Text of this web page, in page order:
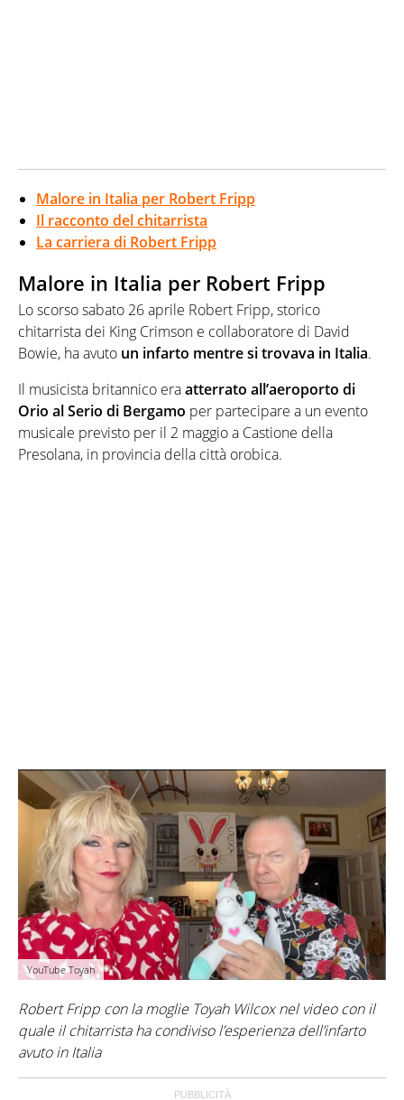
Malore in Italia per Robert Fripp
Il racconto del chitarrista
La carriera di Robert Fripp
Malore in Italia per Robert Fripp
Lo scorso sabato 26 aprile Robert Fripp, storico
chitarrista dei King Crimson e collaboratore di David
Bowie, ha avuto un infarto mentre si trovava in Italia.
Il musicista britannico eraatterrato all’aeroporto di
Orio al Serio di Bergamo per partecipare a un evento
musicale previsto per il 2 maggio a Castione della
Presolana, in provincia della città orobica.
YouTube Toyah
Robert Fripp con la moglie Toyah Wilcox nel video con il
quale il chitarrista ha condiviso l’esperienza dell’infarto
avuto in Italia